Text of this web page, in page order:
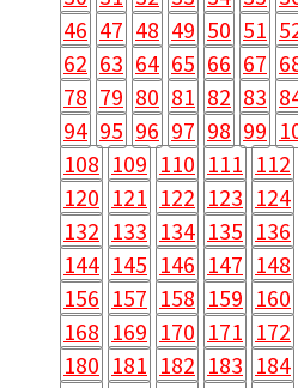
46 47 48 49 50 51
62 63 64 65 66 67
78 79 80 81 82 83
94 95 96 97 98 99
108 109 110 111 112
120 121 122 123 124
132 133 134 135 136
144 145 146 147 148
156 157 158 159 160
168 169 170 171 172
180 181 182 183 184